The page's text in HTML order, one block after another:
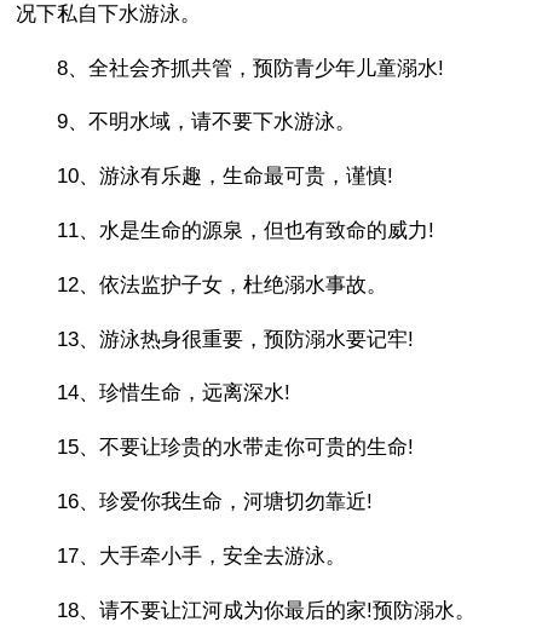
况下私自下水游泳。
8、全社会齐抓共管，预防青少年儿童溺水!
9、不明水域，请不要下水游泳。
10、游泳有乐趣，生命最可贵，谨慎!
11、水是生命的源泉，但也有致命的威力!
12、依法监护子女，杜绝溺水事故。
13、游泳热身很重要，预防溺水要记牢!
14、珍惜生命，远离深水!
15、不要让珍贵的水带走你可贵的生命!
16、珍爱你我生命，河塘切勿靠近!
17、大手牵小手，安全去游泳。
18、请不要让江河成为你最后的家!预防溺水。